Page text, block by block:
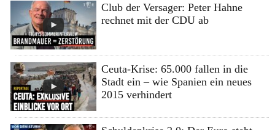
Club der Versager: Peter Hahne
rechnet mit der CDU ab
Ceuta-Krise: 65.000 fallen in die
Stadt ein – wie Spanien ein neues
2015 verhindert